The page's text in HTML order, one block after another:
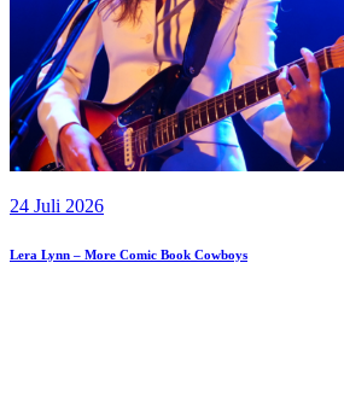
24 Juli 2026
Lera Lynn – More Comic Book Cowboys